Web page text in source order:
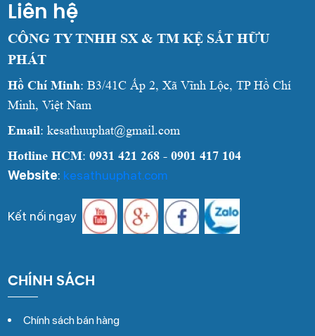
Liên hệ
CÔNG TY TNHH SX & TM KỆ SẮT HỮU
PHÁT
Hồ Chí Minh: B3/41C Ấp 2, Xã Vĩnh Lộc, TP Hồ Chí
Minh, Việt Nam
Email: kesathuuphat@gmail.com
Hotline HCM:0931 421 268 - 0901 417 104
Website: kesathuuphat.com
Kết nối ngay
CHÍNH SÁCH
Chính sách bán hàng